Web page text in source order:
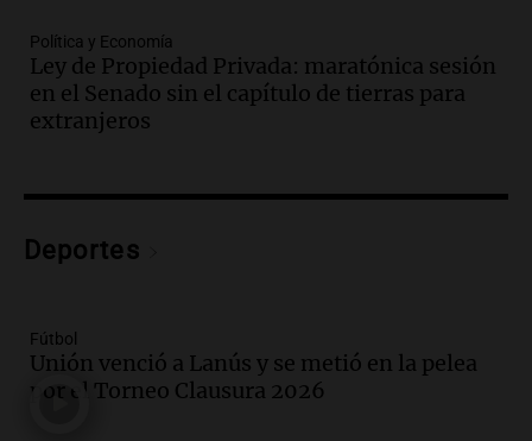
avanza con testimonios clave sobre el
accidente en Villa Dolores
Panorama Federal
Episodios
tributo todos los jueves
Episodios
sea, va a ser lindo”
La Cadena del Gol
Episodios
Política y Economía
Ley de Propiedad Privada: maratónica sesión
en el Senado sin el capítulo de tierras para
extranjeros
Deportes
Fútbol
Unión venció a Lanús y se metió en la pelea
por el Torneo Clausura 2026